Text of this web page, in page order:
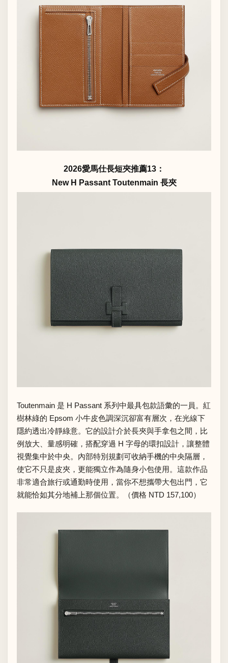
2026愛馬仕長短夾推薦13：
New H Passant Toutenmain 長夾
Toutenmain 是 H Passant 系列中最具包款語彙的一員。紅
樹林綠的 Epsom 小牛皮色調深沉卻富有層次，在光線下
隱約透出冷靜綠意。它的設計介於長夾與手拿包之間，比
例放大、量感明確，搭配穿過 H 字母的環扣設計，讓整體
視覺集中於中央。內部特別規劃可收納手機的中央隔層，
使它不只是皮夾，更能獨立作為隨身小包使用。這款作品
非常適合旅行或通勤時使用，當你不想攜帶大包出門，它
就能恰如其分地補上那個位置。（價格 NTD 157,100）